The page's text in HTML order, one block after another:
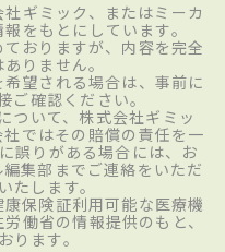
ギミック、またはミーカ
をもとにしています。
おりますが、内容を完全
りません。
望される場合は、事前に
ご確認ください。
ついて、株式会社ギミッ
ではその賠償の責任を一
誤りがある場合には、お
集部までご連絡をいただ
たします。
保険証利用可能な医療機
働省の情報提供のもと、
ります。